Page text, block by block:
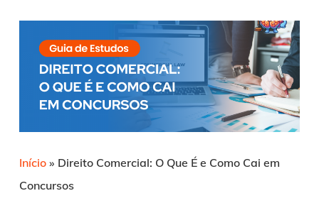
Início» Direito Comercial: O Que É e Como Cai em
Concursos